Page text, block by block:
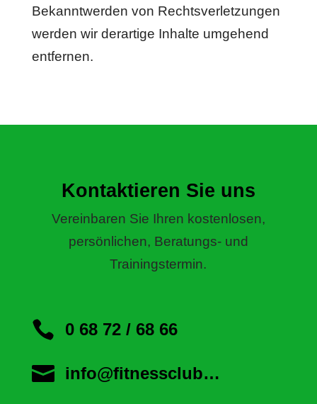
Bekanntwerden von Rechtsverletzungen
werden wir derartige Inhalte umgehend
entfernen.
Kontaktieren Sie uns
Vereinbaren Sie Ihren kostenlosen,
persönlichen, Beratungs- und
Trainingstermin.
 0 68 72 / 68 66
 info@fitnessclub…